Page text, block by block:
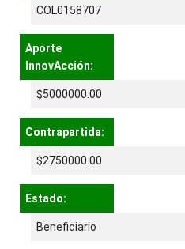
COL0158707
Aporte
InnovAcción:
$5000000.00
Contrapartida:
$2750000.00
Estado:
Beneficiario